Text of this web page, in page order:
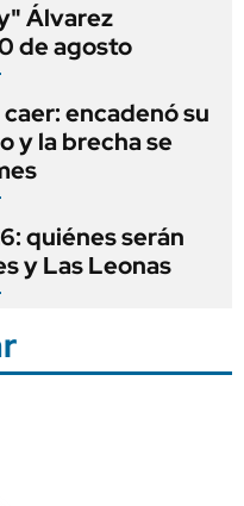
Álvarez
de agosto
encadenó su
y la brecha se
quiénes serán
y Las Leonas